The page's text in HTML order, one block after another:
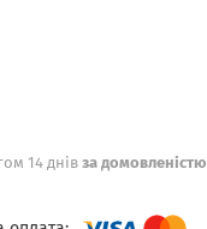
14 днів за домовленістю